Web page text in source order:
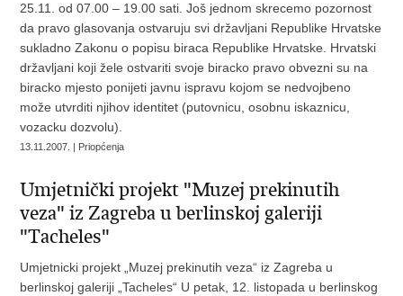
25.11. od 07.00 – 19.00 sati. Još jednom skrecemo pozornost
da pravo glasovanja ostvaruju svi državljani Republike Hrvatske
sukladno Zakonu o popisu biraca Republike Hrvatske. Hrvatski
državljani koji žele ostvariti svoje biracko pravo obvezni su na
biracko mjesto ponijeti javnu ispravu kojom se nedvojbeno
može utvrditi njihov identitet (putovnicu, osobnu iskaznicu,
vozacku dozvolu).
13.11.2007. | Priopćenja
Umjetnički projekt "Muzej prekinutih
veza" iz Zagreba u berlinskoj galeriji
"Tacheles"
Umjetnicki projekt „Muzej prekinutih veza“ iz Zagreba u
berlinskoj galeriji „Tacheles“ U petak, 12. listopada u berlinskog